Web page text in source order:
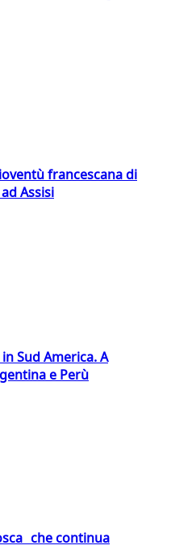
francescana di
Assisi
Sud America. A
e Perù
che continua